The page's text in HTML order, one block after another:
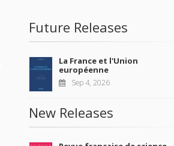
Future Releases
La France et l'Union
européenne
Sep 4, 2026
New Releases